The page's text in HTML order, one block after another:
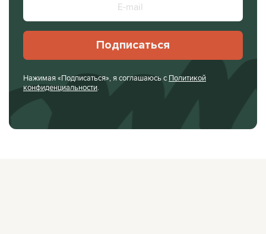
Подписаться
Нажимая «Подписаться», я соглашаюсь с Политикой
конфиденциальности.